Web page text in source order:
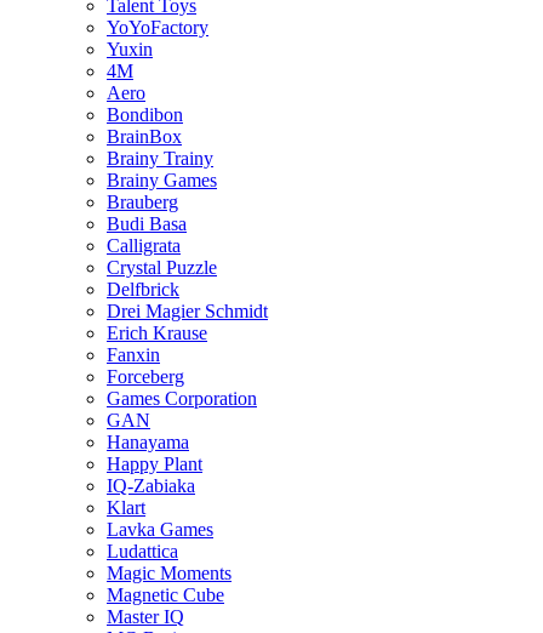
Talent Toys
YoYoFactory
Yuxin
4M
Aero
Bondibon
BrainBox
Brainy Trainy
Brainy Games
Brauberg
Budi Basa
Calligrata
Crystal Puzzle
Delfbrick
Drei Magier Schmidt
Erich Krause
Fanxin
Forceberg
Games Corporation
GAN
Hanayama
Happy Plant
IQ-Zabiaka
Klart
Lavka Games
Ludattica
Magic Moments
Magnetic Cube
Master IQ